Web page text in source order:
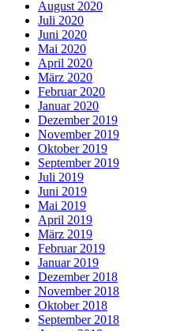
August 2020
Juli 2020
Juni 2020
Mai 2020
April 2020
März 2020
Februar 2020
Januar 2020
Dezember 2019
November 2019
Oktober 2019
September 2019
Juli 2019
Juni 2019
Mai 2019
April 2019
März 2019
Februar 2019
Januar 2019
Dezember 2018
November 2018
Oktober 2018
September 2018